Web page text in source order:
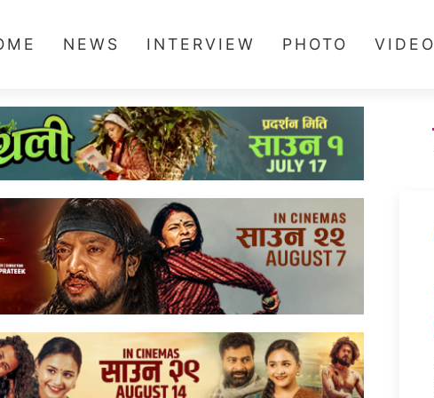
NEWS INTERVIEW PHOTO VIDEO